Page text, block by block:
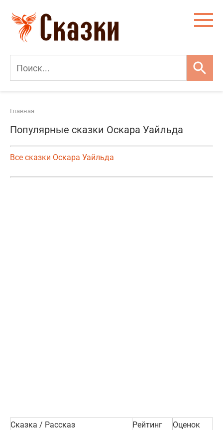
контенту
Главная
Популярные сказки Оскара Уайльда
Все сказки Оскара Уайльда
Сказка / Рассказ Рейтинг
Оценок